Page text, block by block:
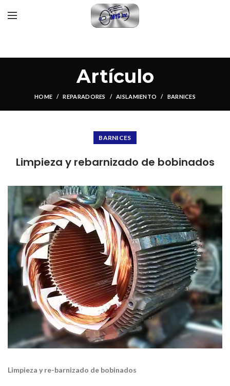
Artículo
HOME REPARADORES AISLAMIENTO BARNICES
BARNICES
Limpieza y rebarnizado de bobinados
Limpieza y re-barnizado de bobinados